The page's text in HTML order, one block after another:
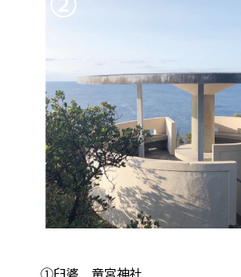
①臼碆 竜宮神社